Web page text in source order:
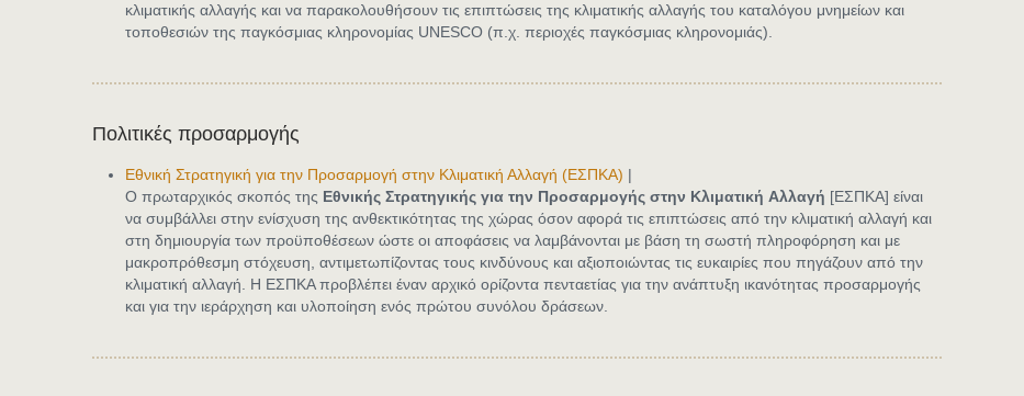
κλιματικής αλλαγής και να παρακολουθήσουν τις επιπτώσεις της κλιματικής αλλαγής του καταλόγου μνημείων και
τοποθεσιών της παγκόσμιας κληρονομίας UNESCO (π.χ. περιοχές παγκόσμιας κληρονομιάς).
Πολιτικές προσαρμογής
Εθνική Στρατηγική για την Προσαρμογή στην Κλιματική Αλλαγή (ΕΣΠΚΑ) |
Ο πρωταρχικός σκοπός της Εθνικής Στρατηγικής για την Προσαρμογής στην Κλιματική Αλλαγή [ΕΣΠΚΑ] είναι
να συμβάλλει στην ενίσχυση της ανθεκτικότητας της χώρας όσον αφορά τις επιπτώσεις από την κλιματική αλλαγή και
στη δημιουργία των προϋποθέσεων ώστε οι αποφάσεις να λαμβάνονται με βάση τη σωστή πληροφόρηση και με
μακροπρόθεσμη στόχευση, αντιμετωπίζοντας τους κινδύνους και αξιοποιώντας τις ευκαιρίες που πηγάζουν από την
κλιματική αλλαγή. Η ΕΣΠΚΑ προβλέπει έναν αρχικό ορίζοντα πενταετίας για την ανάπτυξη ικανότητας προσαρμογής
και για την ιεράρχηση και υλοποίηση ενός πρώτου συνόλου δράσεων.